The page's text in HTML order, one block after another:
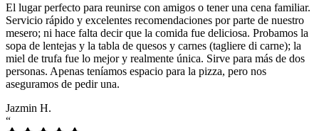
El lugar perfecto para reunirse con amigos o tener una cena familiar.
Servicio rápido y excelentes recomendaciones por parte de nuestro
mesero; ni hace falta decir que la comida fue deliciosa. Probamos la
sopa de lentejas y la tabla de quesos y carnes (tagliere di carne); la
miel de trufa fue lo mejor y realmente única. Sirve para más de dos
personas. Apenas teníamos espacio para la pizza, pero nos
aseguramos de pedir una.
Jazmin H.
“